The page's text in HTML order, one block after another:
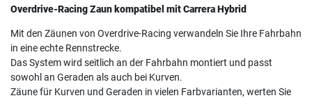
Overdrive-Racing Zaun kompatibel mit Carrera Hybrid
Mit den Zäunen von Overdrive-Racing verwandeln Sie Ihre Fahrbahn
in eine echte Rennstrecke.
Das System wird seitlich an der Fahrbahn montiert und passt
sowohl an Geraden als auch bei Kurven.
Zäune für Kurven und Geraden in vielen Farbvarianten, werten Sie